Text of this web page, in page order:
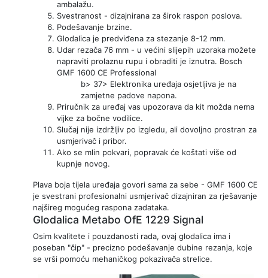
ambalažu.
Svestranost - dizajnirana za širok raspon poslova.
Podešavanje brzine.
Glodalica je predviđena za stezanje 8-12 mm.
Udar rezača 76 mm - u većini slijepih uzoraka možete
napraviti prolaznu rupu i obraditi je iznutra. Bosch
GMF 1600 CE Professional
b> 37> Elektronika uređaja osjetljiva je na
zamjetne padove napona.
Priručnik za uređaj vas upozorava da kit možda nema
vijke za bočne vodilice.
Slučaj nije izdržljiv po izgledu, ali dovoljno prostran za
usmjerivač i pribor.
Ako se mlin pokvari, popravak će koštati više od
kupnje novog.
Plava boja tijela uređaja govori sama za sebe - GMF 1600 CE
je svestrani profesionalni usmjerivač dizajniran za rješavanje
najšireg mogućeg raspona zadataka.
Glodalica Metabo OfE 1229 Signal
Osim kvalitete i pouzdanosti rada, ovaj glodalica ima i
poseban "čip" - precizno podešavanje dubine rezanja, koje
se vrši pomoću mehaničkog pokazivača strelice.